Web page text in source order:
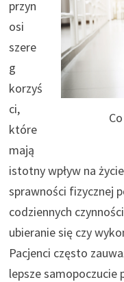
przyn
osi
szere
g
korzyś
ci,
które
mają
istotny wpływ na
sprawności fizycznej
codziennych
ubieranie się czy
Pacjenci często
lepsze samopoczucie